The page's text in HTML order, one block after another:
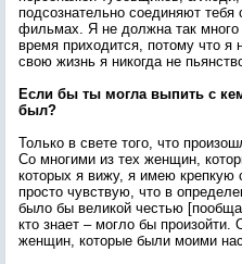
подсознательно соединяют тебя
фильмах. Я не должна так много
время приходится, потому что я
свою жизнь я никогда не
Если бы ты могла выпить с
был?
Только в свете того, что
Со многими из тех женщин,
которых я вижу, я имею крепкую
просто чувствую, что в
было бы великой честью
кто знает – могло бы
женщин, которые были моими